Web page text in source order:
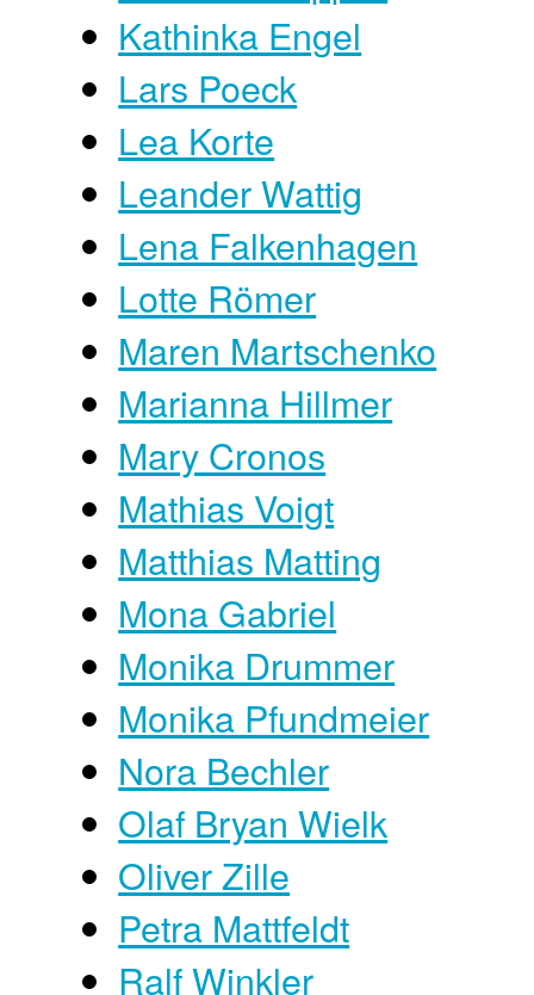
Kathinka Engel
Lars Poeck
Lea Korte
Leander Wattig
Lena Falkenhagen
Lotte Römer
Maren Martschenko
Marianna Hillmer
Mary Cronos
Mathias Voigt
Matthias Matting
Mona Gabriel
Monika Drummer
Monika Pfundmeier
Nora Bechler
Olaf Bryan Wielk
Oliver Zille
Petra Mattfeldt
Ralf Winkler